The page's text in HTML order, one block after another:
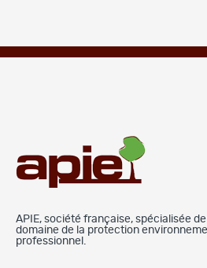
APIE, société française, spécialisée
domaine de la protection
professionnel.